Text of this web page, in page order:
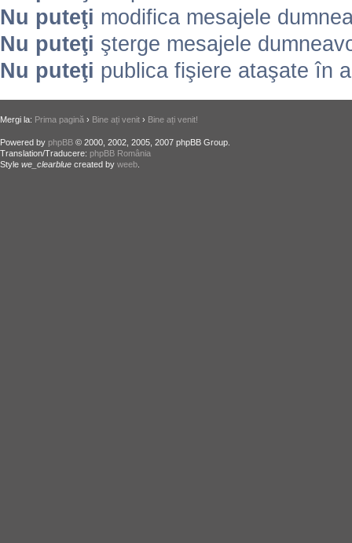
Nu puteţi modifica mesajele
Nu puteţi şterge mesajele
Nu puteţi publica fişiere ataşate în
Mergi la: Prima pagină › Bine ați venit › Bine ați venit!
Powered by phpBB © 2000, 2002, 2005, 2007 phpBB Group.
Translation/Traducere: phpBB România
Style we_clearblue created by weeb